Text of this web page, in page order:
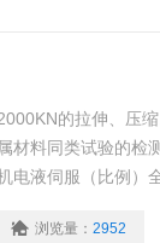
的拉伸、压
材料同类试验的检
电液伺服（比例）
试验数据和曲线动
浏览量： 2952